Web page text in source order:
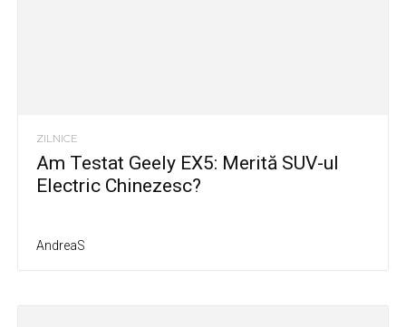
ZILNICE
Am Testat Geely EX5: Merită SUV-ul
Electric Chinezesc?
AndreaS